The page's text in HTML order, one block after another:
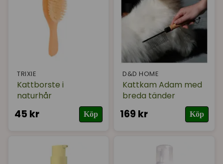
TRIXIE
Kattborste i
naturhår
45 kr Köp
D&D HOME
Kattkam Adam med
breda tänder
169 kr Köp